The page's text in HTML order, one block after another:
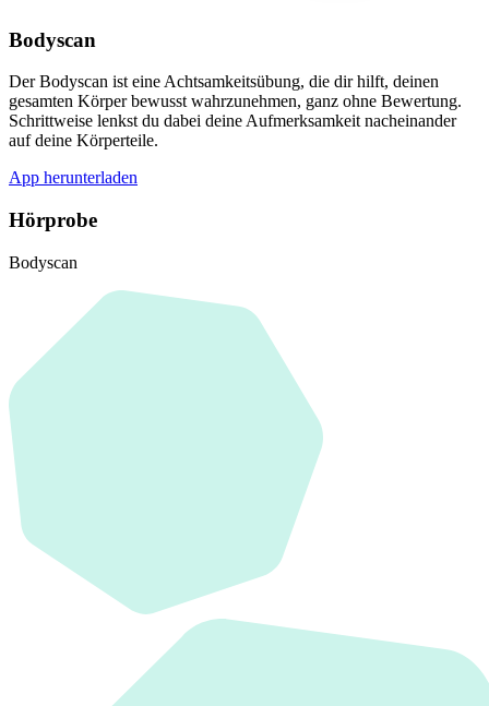
Bodyscan
Der Bodyscan ist eine Achtsamkeitsübung, die dir hilft, deinen
gesamten Körper bewusst wahrzunehmen, ganz ohne Bewertung.
Schrittweise lenkst du dabei deine Aufmerksamkeit nacheinander
auf deine Körperteile.
App herunterladen
Hörprobe
Bodyscan